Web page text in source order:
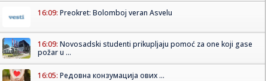
16:09: Preokret: Bolomboj veran Asvelu
16:09: Novosadski studenti prikupljaju pomoć za one koji gase
požar u ...
16:05: Редовна конзумација ових ...